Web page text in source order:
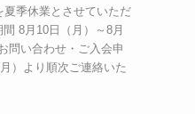
夏季休業とさせていただ
8月10日（月）～8月
問い合わせ・ご入会申
）より順次ご連絡いた